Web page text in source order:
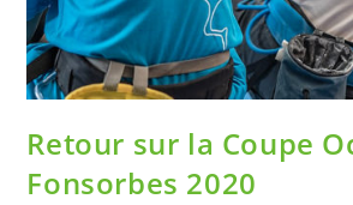
Retour sur la Coupe
Fonsorbes 2020